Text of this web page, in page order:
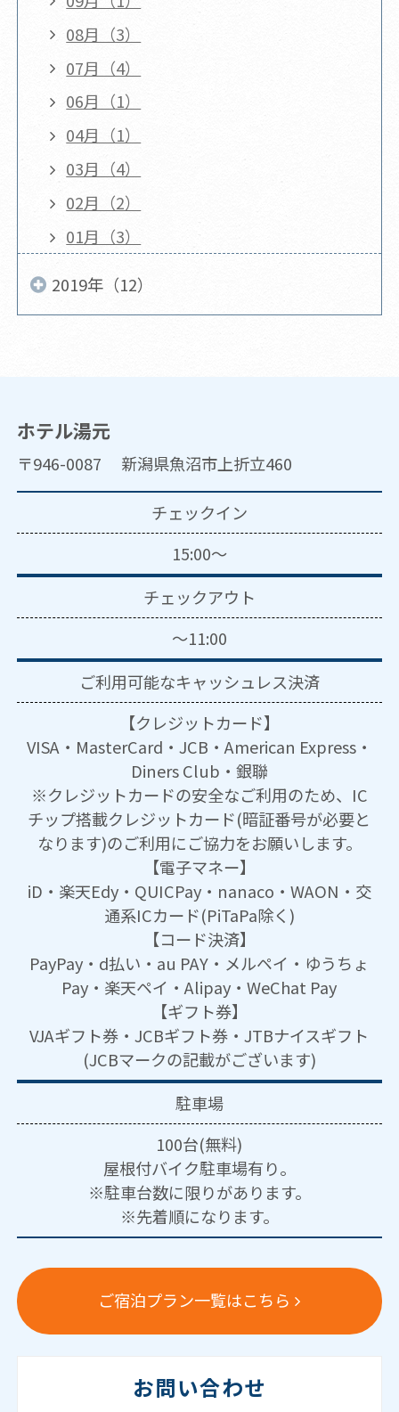
08月（3）
07月（4）
06月（1）
04月（1）
03月（4）
02月（2）
01月（3）
2019年（12）
ホテル湯元
〒946-0087 新潟県魚沼市上折立460
チェックイン
15:00～
チェックアウト
～11:00
ご利用可能なキャッシュレス決済
【クレジットカード】
VISA・MasterCard・JCB・American Express・
Diners Club・銀聯
※クレジットカードの安全なご利用のため、IC
チップ搭載クレジットカード(暗証番号が必要と
なります)のご利用にご協力をお願いします。
【電子マネー】
iD・楽天Edy・QUICPay・nanaco・WAON・交
通系ICカード(PiTaPa除く)
【コード決済】
PayPay・d払い・au PAY・メルペイ・ゆうちょ
Pay・楽天ペイ・Alipay・WeChat Pay
【ギフト券】
VJAギフト券・JCBギフト券・JTBナイスギフト
(JCBマークの記載がございます)
駐車場
100台(無料)
屋根付バイク駐車場有り。
※駐車台数に限りがあります。
※先着順になります。
ご宿泊プラン一覧はこちら
お問い合わせ